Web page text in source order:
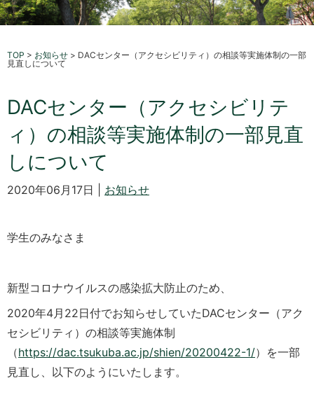
TOP > お知らせ > DACセンター（アクセシビリティ）の相談等実施体制の一部
見直しについて
DACセンター（アクセシビリテ
ィ）の相談等実施体制の一部見直
しについて
2020年06月17日 | お知らせ
学生のみなさま
新型コロナウイルスの感染拡大防止のため、
2020年4月22日付でお知らせしていたDACセンター（アク
セシビリティ）の相談等実施体制
（https://dac.tsukuba.ac.jp/shien/20200422-1/）を一部
見直し、以下のようにいたします。